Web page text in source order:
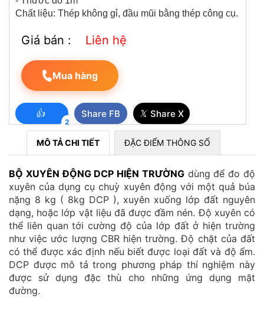
THIẾT BỊ XÁC ĐỊNH ĐỘ TÁCH NƯỚC CỦA BÊ TÔNG THEO PHƯƠNG
PHÁP BAUER
BỘ XUYÊN ĐỘNG DCP HIỆN TRƯỜNG
Chất liệu: Thép không gỉ, đầu mũi bằng thép công cụ.
Giá bán : Liên hệ
Mua hàng
👍
2
Share FB 𝕏 Share X
MÔ TẢ CHI TIẾT ĐẶC ĐIỂM THÔNG SỐ
BỘ XUYÊN ĐỘNG DCP HIỆN TRƯỜNGdùng để đo độ
xuyên của dụng cụ chuỳ xuyên động với một quả búa
nặng 8 kg ( 8kg DCP ), xuyên xuống lớp đất nguyên
dạng, hoặc lớp vật liệu đã được đầm nén. Độ xuyên có
thể liên quan tới cường độ của lớp đất ở hiện trường
như việc ước lượng CBR hiện trường. Độ chặt của đất
có thể được xác định nếu biết được loại đất và độ ẩm.
DCP được mô tả trong phương pháp thí nghiệm này
được sử dụng đặc thù cho những ứng dụng mặt
đường.